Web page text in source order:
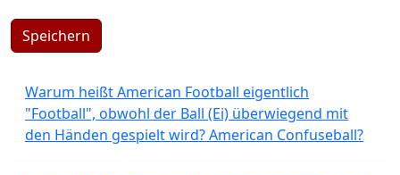
Speichern
Warum heißt American Football eigentlich
"Football", obwohl der Ball (Ei) überwiegend mit
den Händen gespielt wird? American Confuseball?